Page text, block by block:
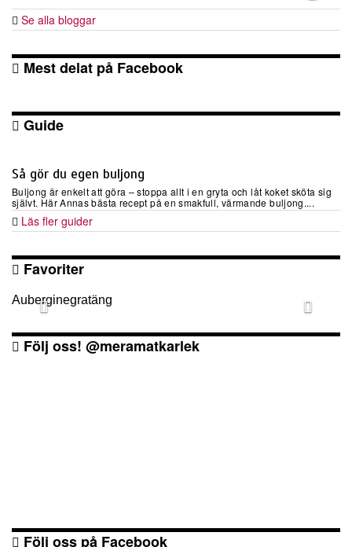
Se alla bloggar
Mest delat på Facebook
Guide
Så gör du egen buljong
Buljong är enkelt att göra – stoppa allt i en gryta och låt koket sköta sig
självt. Här Annas bästa recept på en smakfull, värmande buljong....
Läs fler guider
Favoriter
Auberginegratäng
Följ oss! @meramatkarlek
Följ oss på Facebook